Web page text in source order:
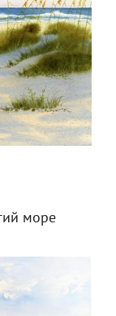
море